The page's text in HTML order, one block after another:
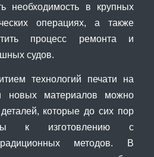
необходимость в крупных
операциях, а также
процесс ремонта и
судов.
технологий печати на
новых материалов можно
которые до сих пор
к изготовлению с
методов. В